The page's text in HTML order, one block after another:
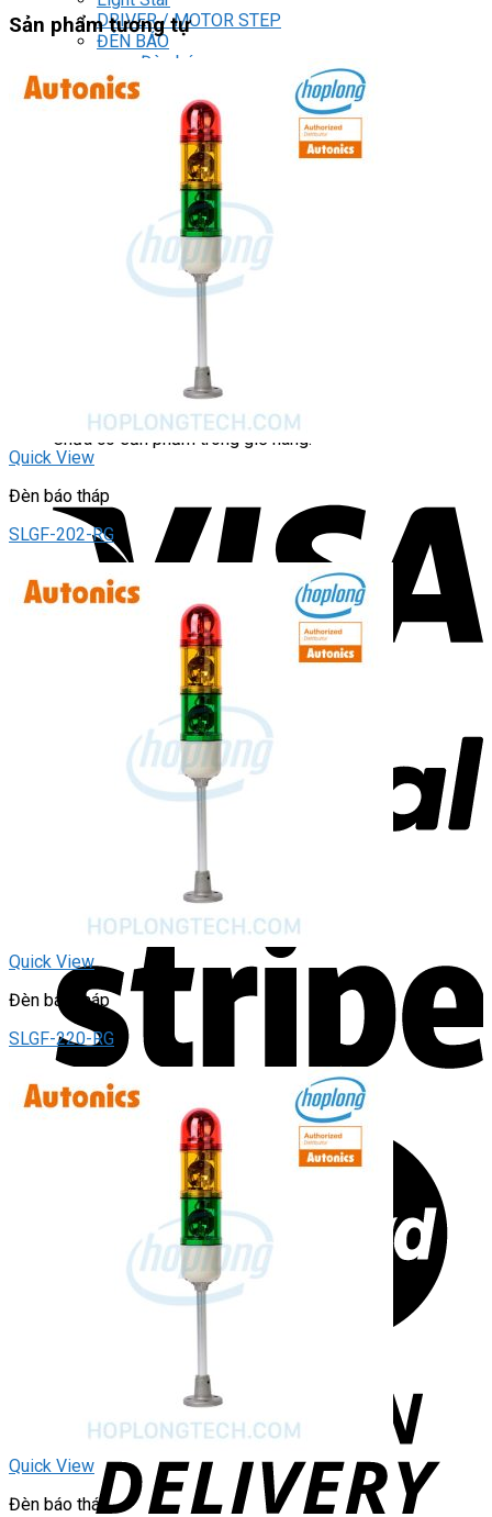
DRIVER / MOTOR STEP
ĐÈN BÁO
Đèn báo quay
Đèn báo tháp
Đèn báo khác
CHUYỂN MẠCH / NÚT NHẤN
Chuyển mạch có khóa
Công tắc dừng khẩn
Nút nhấn
Phích cắm / Ổ cắm / Công tắc
Can nhiệt
Chưa có sản phẩm trong giỏ hàng.
Sản phẩm tương tự
Quick View
Đèn báo tháp
SLGF-202-RG
Quick View
Đèn báo tháp
SLGF-220-RG
Quick View
Đèn báo tháp